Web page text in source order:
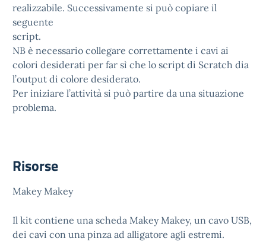
realizzabile. Successivamente si può copiare il
seguente
script.
NB è necessario collegare correttamente i cavi ai
colori desiderati per far sì che lo script di Scratch dia
l’output di colore desiderato.
Per iniziare l’attività si può partire da una situazione
problema.
Risorse
Makey Makey
Il kit contiene una scheda Makey Makey, un cavo USB,
dei cavi con una pinza ad alligatore agli estremi.